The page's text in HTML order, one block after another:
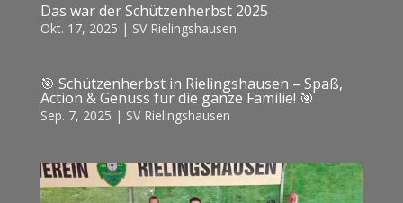
Das war der Schützenherbst 2025
Okt. 17, 2025 | SV Rielingshausen
🎯 Schützenherbst in Rielingshausen – Spaß,
Action & Genuss für die ganze Familie! 🎯
Sep. 7, 2025 | SV Rielingshausen